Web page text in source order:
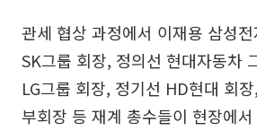
관세 협상 과정에서 이재용 삼성
SK그룹 회장, 정의선 현대자동차
LG그룹 회장, 정기선 HD현대 회
부회장 등 재계 총수들이 현장에